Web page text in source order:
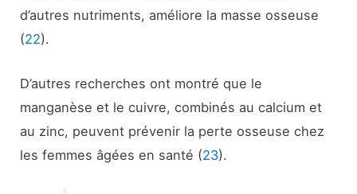
d’autres nutriments, améliore la masse osseuse
(22).
D’autres recherches ont montré que le
manganèse et le cuivre, combinés au calcium et
au zinc, peuvent prévenir la perte osseuse chez
les femmes âgées en santé (23).